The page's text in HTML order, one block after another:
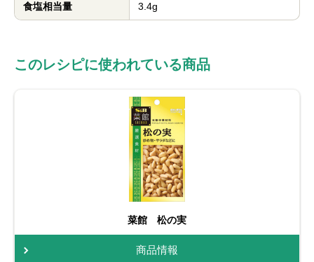
食塩相当量 3.4g
このレシピに使われている商品
菜館 松の実
商品情報